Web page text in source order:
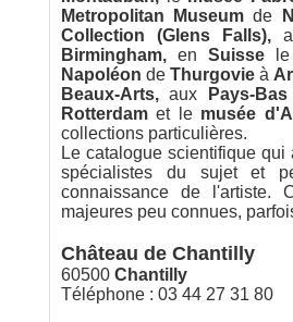
Metropolitan Museumde
Collection (Glens Falls),
Birmingham,en Suisse
Napoléon de Thurgovie à
Beaux-Arts,aux Pays-
Rotterdamet le musée
collections particulières.
Le catalogue scientifique
spécialistes du sujet et
connaissance de l'artiste.
majeures peu connues,
Château de Chantilly
60500 Chantilly
Téléphone : 03 44 27 31 80